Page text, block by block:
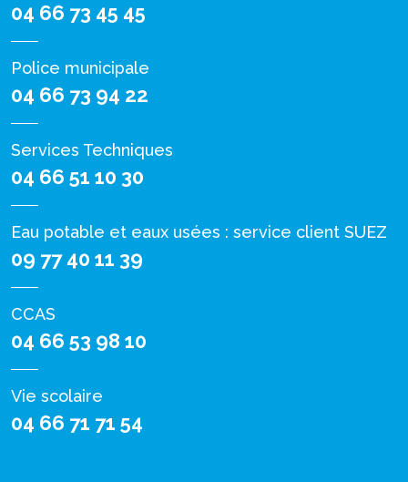
04 66 73 45 45
Police municipale
04 66 73 94 22
Services Techniques
04 66 51 10 30
Eau potable et eaux usées : service client SUEZ
09 77 40 11 39
CCAS
04 66 53 98 10
Vie scolaire
04 66 71 71 54